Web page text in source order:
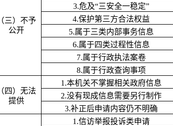
（三）不予
公开
3.危及“三安全一稳定”
4.保护第三方合法权益
5.属于三类内部事务信息
6.属于四类过程性信息
7.属于行政执法案卷
8.属于行政查询事项
（四）无法
提供
1.本机关不掌握相关政府信息
2.没有现成信息需要另行制作
3.补正后申请内容仍不明确
1.信访举报投诉类申请